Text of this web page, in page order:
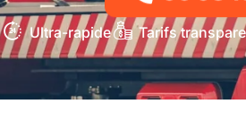
Ultra-rapide Tarifs